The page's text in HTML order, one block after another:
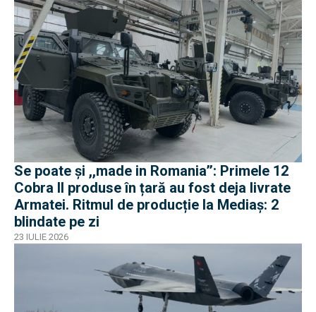
Se poate și ,,made in Romania’’: Primele 12
Cobra II produse în țară au fost deja livrate
Armatei. Ritmul de producție la Mediaș: 2
blindate pe zi
23 IULIE 2026